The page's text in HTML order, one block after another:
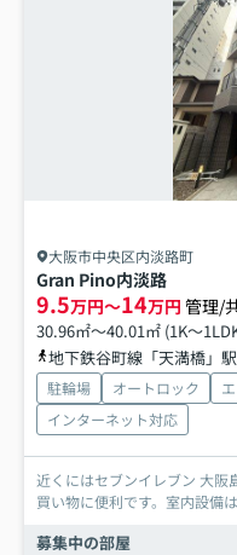
大阪市中央区内淡路町
Gran Pino内淡路
9.5万円～14万円 管理/
30.96㎡～40.01㎡ (1K～
地下鉄谷町線「天満橋」
駐輪場 オートロック
インターネット対応
近くにはセブンイレブン 大阪
買い物に便利です。室内設備
募集中の部屋